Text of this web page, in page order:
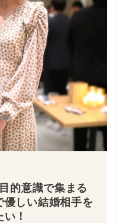
的意識で集まる
優しい結婚相手を
！